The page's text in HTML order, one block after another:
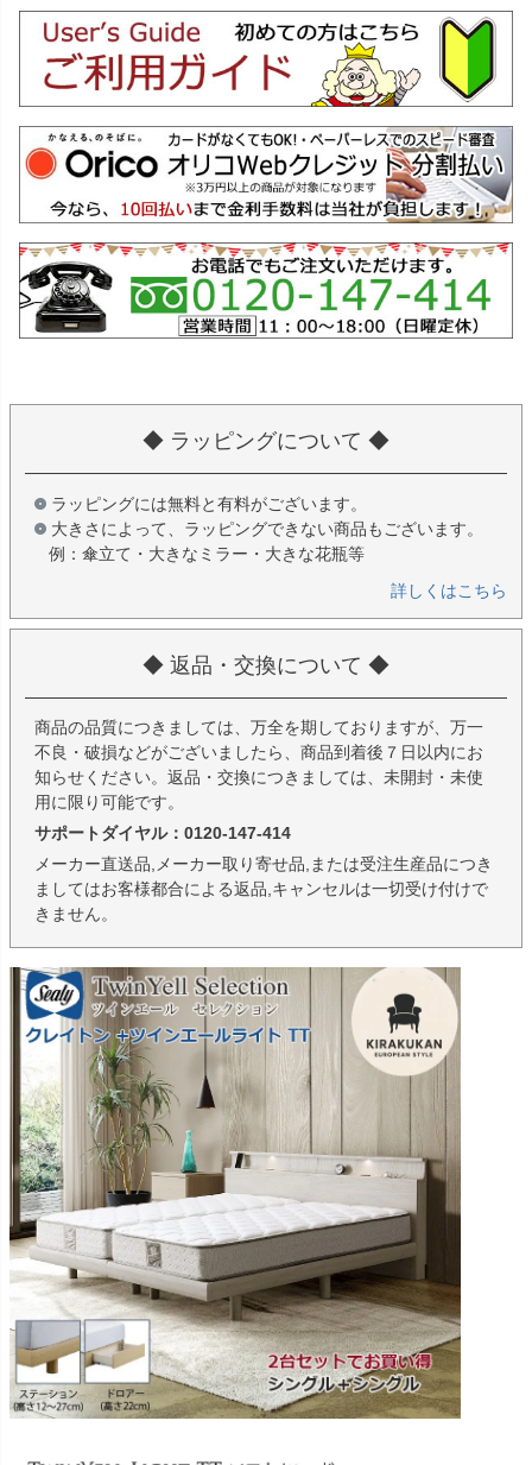
◆ ラッピングについて ◆
ラッピングには無料と有料がございます。
大きさによって、ラッピングできない商品もございます。
例：傘立て・大きなミラー・大きな花瓶等
詳しくはこちら
◆ 返品・交換について ◆
商品の品質につきましては、万全を期しておりますが、万一
不良・破損などがございましたら、商品到着後７日以内にお
知らせください。返品・交換につきましては、未開封・未使
用に限り可能です。
サポートダイヤル：0120-147-414
メーカー直送品,メーカー取り寄せ品,または受注生産品につき
ましてはお客様都合による返品,キャンセルは一切受け付けで
きません。